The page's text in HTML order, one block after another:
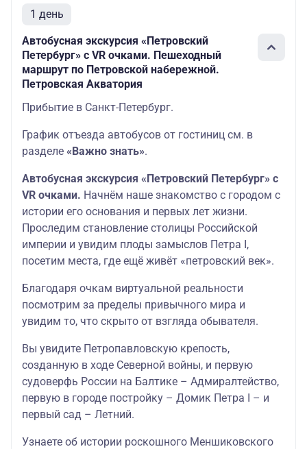
1 день
Автобусная экскурсия «Петровский
Петербург» с VR очками. Пешеходный
маршрут по Петровской набережной.
Петровская Акватория
Прибытие в Санкт-Петербург.
График отъезда автобусов от гостиниц см. в
разделе «Важно знать».
Автобусная экскурсия «Петровский Петербург» с
VR очками. Начнём наше знакомство с городом с
истории его основания и первых лет жизни.
Проследим становление столицы Российской
империи и увидим плоды замыслов Петра I,
посетим места, где ещё живёт «петровский век».
Благодаря очкам виртуальной реальности
посмотрим за пределы привычного мира и
увидим то, что скрыто от взгляда обывателя.
Вы увидите Петропавловскую крепость,
созданную в ходе Северной войны, и первую
судоверфь России на Балтике – Адмиралтейство,
первую в городе постройку – Домик Петра I – и
первый сад – Летний.
Узнаете об истории роскошного Меншиковского